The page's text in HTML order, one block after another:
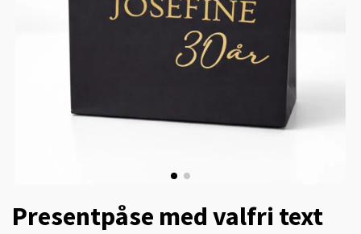
Presentpåse med valfri text